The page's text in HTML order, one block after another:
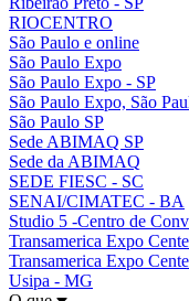
RIOCENTRO
São Paulo e online
São Paulo Expo
São Paulo Expo - SP
São Paulo Expo, São
São Paulo SP
Sede ABIMAQ SP
Sede da ABIMAQ
SEDE FIESC - SC
SENAI/CIMATEC - BA
Studio 5 -Centro de
Transamerica Expo
Transamerica Expo
Usipa - MG